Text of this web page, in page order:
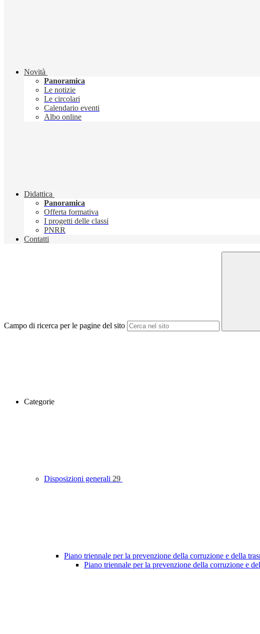
Novità
Panoramica
Le notizie
Le circolari
Calendario eventi
Albo online
Didattica
Panoramica
Offerta formativa
I progetti delle classi
PNRR
Contatti
Campo di ricerca per le pagine del sito
Categorie
Disposizioni generali 29
Piano triennale per la prevenzione della corruzione e della
Piano triennale per la prevenzione della corruzione e